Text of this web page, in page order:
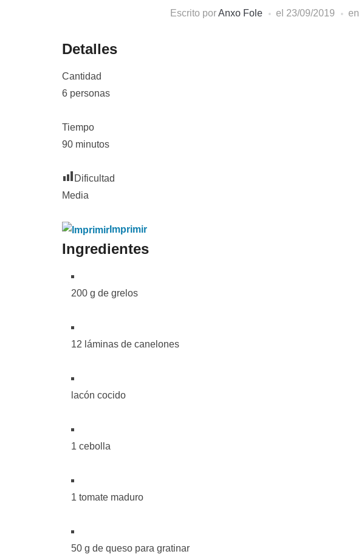
Escrito porAnxo Fole el 23/09/2019 en
Detalles
Cantidad
6 personas
Tiempo
90 minutos
Dificultad
Media
Imprimir
Ingredientes
200 g de grelos
12 láminas de canelones
lacón cocido
1 cebolla
1 tomate maduro
50 g de queso para gratinar